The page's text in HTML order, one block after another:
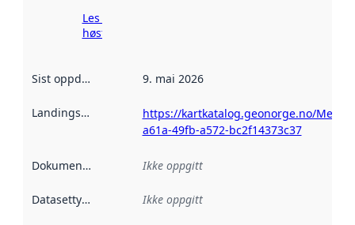
Les mer om
høsting her
Sist oppdatert 9. mai 2026
Landingsside
https://kartkatalog.geonorge.no/
a61a-49fb-a572-bc2f14373c37
Dokumentasjon Ikke oppgitt
Datasettype Ikke oppgitt